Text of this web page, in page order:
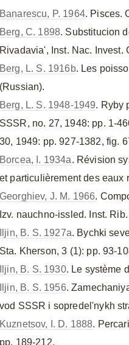
Banarescu, P. 1964. Pisces.
Berg, C. 1898. Substitucion
Rivadavia', Inst. Nac. Invest.
Berg, L. S. 1916b. Les
(Russian).
Berg, L. S. 1948-1949. Ryby
SSSR, no. 27, 1948: pp. 1-
30, 1949: pp. 927-1382, fig.
Borcea, I. 1934a. Révision
et particulièrement des eaux
Georghiev, J. M. 1966.
Izv. nauchno-issled. Inst.
Iljin, B. S. 1927a. Bychki
Sta. Kherson, 3 (1): pp. 93-
Iljin, B. S. 1930. Le système
Iljin, B. S. 1956.
vod SSSR i sopredel'nykh
Kuznetsov, I. D. 1888.
pp. 189-212.